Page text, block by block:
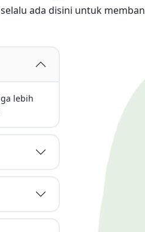
ada disini untuk
lebih